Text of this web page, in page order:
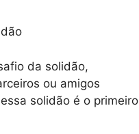
da solidão,
ou amigos
solidão é o primeiro